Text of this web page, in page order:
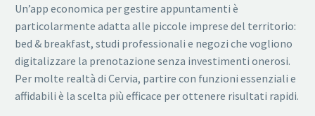
Un’app economica per gestire appuntamenti è
particolarmente adatta alle piccole imprese del territorio:
bed & breakfast, studi professionali e negozi che vogliono
digitalizzare la prenotazione senza investimenti onerosi.
Per molte realtà di Cervia, partire con funzioni essenziali e
affidabili è la scelta più efficace per ottenere risultati rapidi.